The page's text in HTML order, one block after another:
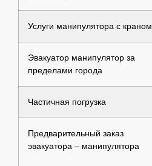
Услуги манипулятора с краном
Эвакуатор манипулятор за
пределами города
Частичная погрузка
Предварительный заказ
эвакуатора – манипулятора